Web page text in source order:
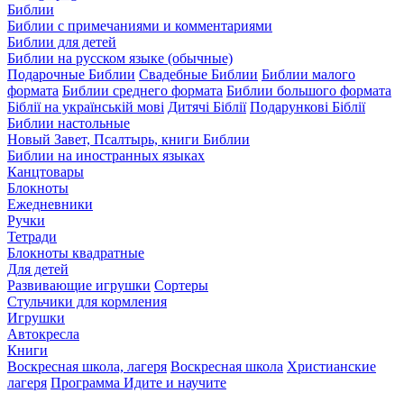
Библии
Библии с примечаниями и комментариями
Библии для детей
Библии на русском языке (обычные)
Подарочные Библии Свадебные Библии Библии малого
формата Библии среднего формата Библии большого формата
Біблії на українській мові Дитячі Біблії Подарункові Біблії
Библии настольные
Новый Завет, Псалтырь, книги Библии
Библии на иностранных языках
Канцтовары
Блокноты
Ежедневники
Ручки
Тетради
Блокноты квадратные
Для детей
Развивающие игрушки Сортеры
Стульчики для кормления
Игрушки
Автокресла
Книги
Воскресная школа, лагеря Воскресная школа Христианские
лагеря Программа Идите и научите